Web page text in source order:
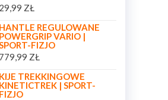
29,99 ZŁ
HANTLE REGULOWANE
POWERGRIP VARIO |
FIZJO
779,99 ZŁ
KIJE TREKKINGOWE
KINETICTREK | SPORT-
FIZJO